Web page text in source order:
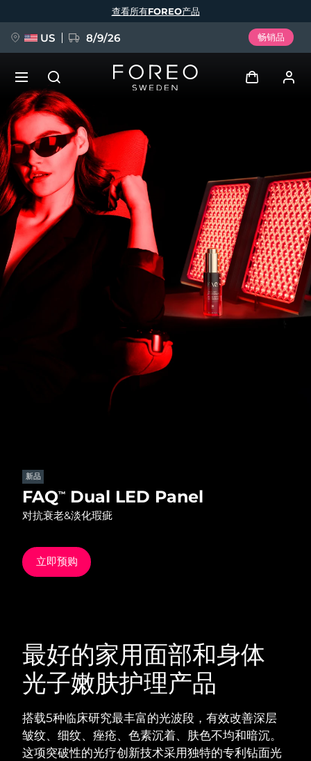
新品
FAQ™ Dual LED Panel
对抗衰老&淡化瑕疵
立即预购
最好的家用面部和身体
光子嫩肤护理产品
搭载5种临床研究最丰富的光波段，有效改善深层
皱纹、细纹、痤疮、色素沉着、肤色不均和暗沉。
这项突破性的光疗创新技术采用独特的专利钻面光
查看所有FOREO产品
US 8/9/26 畅销品
我的设备
我的订单
我的地址
我的订阅
新品
FAQ™ Pure Beauty-Tech Elixir
BREAKING NEWS
issa™ Teeth Whitening Set
FAQ™ Dual LED Panel
特别优惠 畅销产品
红光疗法
LUNA™ 4 套装
Anti-aging massage
BEAR™ 2 套装
Microcurrent toning
语言
English Deutsch
Español
Français
Italiano
Português
Polski
Svenska
Русский
Türkçe
简体中文 繁體中文
法国
德国
加拿大
奥地利 预计送达日期
巴林 预计送达日期
比利时 预计送达日期 8/8/26
百慕大 预计送达日期8/14/26